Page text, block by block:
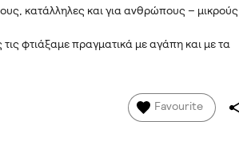
κατάλληλες και για ανθρώπους – μικρούς
τις φτιάξαμε πραγματικά με αγάπη και με τα
Favourite